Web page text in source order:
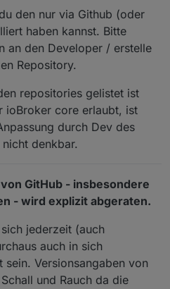
jemand nach schauen, oder
das der nicht mehr gepflegt wird,
was neuem schauen.
den nur via Github (oder
haben kannst. Bitte
an den Developer / erstelle
Repository.
repositories gelistet ist
ioBroker core erlaubt, ist
durch Dev des
denkbar.
GitHub - insbesondere
- wird explizit abgeraten.
jederzeit (auch
auch in sich
Versionsangaben von
und Rauch da die